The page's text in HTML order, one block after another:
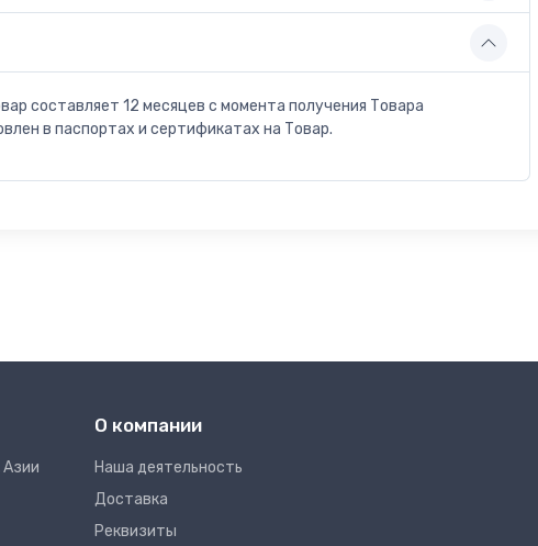
составляет 12 месяцев с момента получения Товара
в паспортах и сертификатах на Товар.
О компании
Наша деятельность
Доставка
Реквизиты